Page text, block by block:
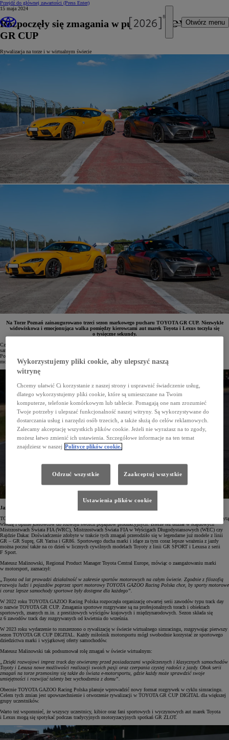
Przejdź do głównej zawartości (Press Enter)
Otwórz menu
15 maja 2024
Rozpoczęły się zmagania w pucharze TOYOTA
GR CUP
Rywalizacja na torze i w wirtualnym świecie
Na Torze Poznań zainaugurowano trzeci sezon markowego pucharu TOYOTA GR CUP. Niezwykle
widowiskowa i emocjonująca walka pomiędzy kierowcami aut marek Toyota i Lexus toczyła się
o tysięczne sekundy.
Czym jest TOYOTA GR CUP? To seria zawodów i wydarzeń stworzona z myślą o miłośnikach sportowych
samochodów marek Toyota i Lexus, a zwłaszcza kultowych modeli z linii GR. TOYOTA GAZOO Racing
Polska organizuje już trzeci sezon tego markowego pucharu łączącego rywalizację ze świata sportów
motorowych z e-motorsportem i motoryzacyjnymi zlotami.
Jazda na torze dla każdego
TOYOTA GAZOO Racing od 2015 roku tworzy coraz to lepsze samochody wyczynowe, wykorzystując zdobytą
wiedzę i opinie kierowców do rozwoju swoich pojazdów produkcyjnych. Bierze też udział w Rajdowych
Mistrzostwach Świata FIA (WRC), Mistrzostwach Świata FIA w Wyścigach Długodystansowych (WEC) czy
Rajdzie Dakar. Doświadczenie zdobyte w trakcie tych zmagań przerodziło się w legendarne już modele z linii
GR – GR Suprę, GR Yarisa i GR86. Sportowego ducha marki i idące za tym coraz lepsze wrażenia z jazdy
można poczuć także na co dzień w licznych cywilnych modelach Toyoty z linii GR SPORT i Lexusa z serii
F Sport.
Mateusz Malinowski, Regional Product Manager Toyota Central Europe, mówiąc o zaangażowaniu marki
w motorsport, zaznaczył:
„Toyota od lat prowadzi działalność w zakresie sportów motorowych na całym świecie. Zgodnie z filozofią
rozwoju ludzi i pojazdów poprzez sport motorowy TOYOTA GAZOO Racing Polska chce, by sporty motorowe
i coraz lepsze samochody sportowe były dostępne dla każdego”.
W 2022 roku TOYOTA GAZOO Racing Polska rozpoczęła organizację otwartej serii zawodów typu track day
o nazwie TOYOTA GR CUP. Zmagania sportowe rozgrywane są na profesjonalnych torach i obiektach
sportowych, znanych m.in. z prestiżowych wyścigów krajowych i międzynarodowych. Sezon składa się
z 6 zawodów track day rozgrywanych od kwietnia do września.
W 2023 roku wydarzenie to rozszerzono o rywalizację w świecie wirtualnego simracingu, rozgrywając pierwszy
sezon TOYOTA GR CUP DIGITAL. Każdy miłośnik motorsportu mógł swobodnie korzystać ze sportowego
dziedzictwa marki i wyjątkowej oferty samochodów.
Mateusz Malinowski tak podsumował rolę zmagań w świecie wirtualnym:
„Dzięki rozwojowi imprez track day otwieramy przed posiadaczami współczesnych i klasycznych samochodów
Toyoty i Lexusa nowe możliwości realizacji swoich pasji oraz czerpania czystej radości z jazdy. Obok serii
zmagań na torze przenosimy się także do świata e-motorsportu, gdzie każdy może sprawdzić swoje
umiejętności i rozwijać talenty bez wychodzenia z domu”.
Obecnie TOYOTA GAZOO Racing Polska planuje wprowadzić nowy format rozgrywek w cyklu simracingu.
Celem tych zmian jest upowszechnienie i otworzenie rywalizacji w TOYOTA GR CUP DIGITAL dla większej
grupy uczestników.
Warto też wspomnieć, że wszyscy uczestnicy, kibice oraz fani sportowych i wyczynowych aut marek Toyota
i Lexus mogą się spotykać podczas tradycyjnych motoryzacyjnych spotkań GR ZLOT.
Wykorzystujemy pliki cookie, aby ulepszyć naszą
witrynę
Chcemy ułatwić Ci korzystanie z naszej strony i usprawnić świadczenie usług,
dlatego wykorzystujemy pliki cookie, które są umieszczane na Twoim
komputerze, telefonie komórkowym lub tablecie. Pomagają one nam zrozumieć
Twoje potrzeby i ulepszać funkcjonalność naszej witryny. Są wykorzystywane do
dostarczania usług i narzędzi osób trzecich, a także służą do celów reklamowych.
Zalecamy akceptację wszystkich plików cookie. Jeżeli nie wyrażasz na to zgody,
możesz łatwo zmienić ich ustawienia. Szczegółowe informacje na ten temat
znajdziesz w naszej Polityce plików cookie.
Odrzuć wszystkie Zaakceptuj wszystkie
Ustawienia plików cookie